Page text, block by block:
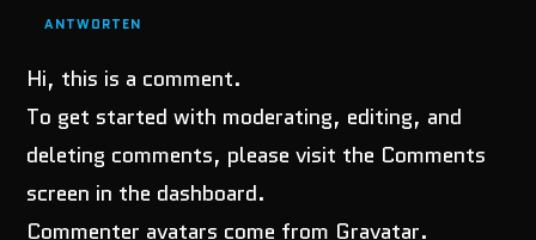
ANTWORTEN
Hi, this is a comment.
To get started with moderating, editing, and
deleting comments, please visit the Comments
screen in the dashboard.
Commenter avatars come from Gravatar.